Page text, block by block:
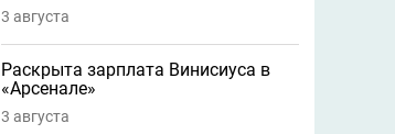
3 августа
Раскрыта зарплата Винисиуса в
«Арсенале»
3 августа